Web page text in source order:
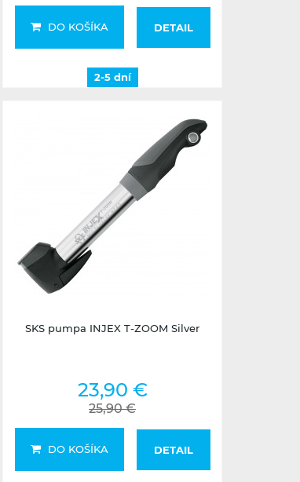
DO KOŠÍKA DETAIL
2-5 dní
SKS pumpa INJEX T-ZOOM Silver
23,90 €
25,90 €
DO KOŠÍKA DETAIL